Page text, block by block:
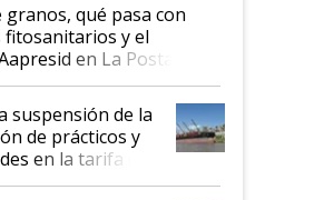
granos, qué pasa con
fitosanitarios y el
en La Posta
suspensión de la
de prácticos y
en la tarifa de